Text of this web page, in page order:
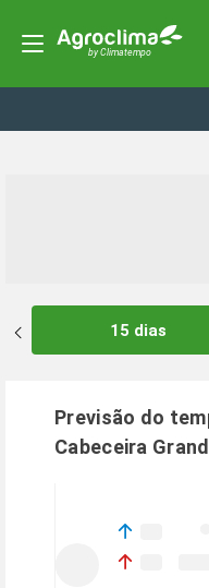
15 dias
Previsão do
Cabeceira